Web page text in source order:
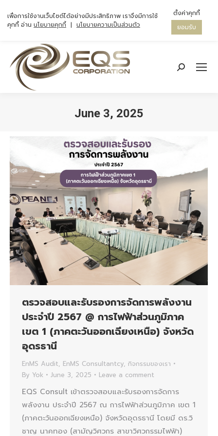
Search:
June 3, 2025
ตรวจสอบและรับรองการจัดการพลังงาน
ประจำปี 2567 @ การไฟฟ้าส่วนภูมิภาค
เขต 1 (ภาคตะวันออกเฉียงเหนือ) จังหวัด
อุดรธานี
EnMS Audit, EnMS Consultantcy, กิจกรรมของเรา
By Yok June 3, 2025 Leave a comment
EQS Consult เข้าตรวจสอบและรับรองการจัดการ
พลังงาน ประจำปี 2567 ณ การไฟฟ้าส่วนภูมิภาค เขต 1
(ภาคตะวันออกเฉียงเหนือ) จังหวัดอุดรธานี โดยมี ดร.วิ
ชาญ นาคทอง (สามัญวิศวกร สาขาวิศวกรรมไฟฟ้า)
เพื่อการใช้งานเว็บไซต์ได้อย่างมีประสิทธิภาพ เราจึงมีการใช้
คุกกี้ อ่าน นโยบายคุกกี้ | นโยบายความเป็นส่วนตัว
ตั้งค่าคุกกี้
ยอมรับ